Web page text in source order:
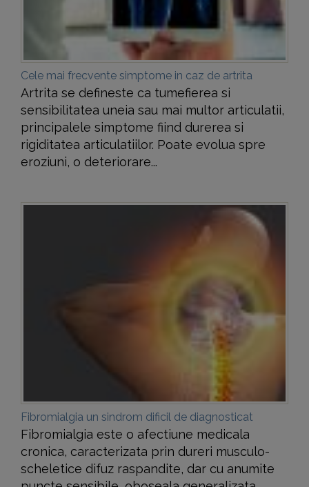
Cele mai frecvente simptome in caz de artrita
Artrita se defineste ca tumefierea si
sensibilitatea uneia sau mai multor articulatii,
principalele simptome fiind durerea si
rigiditatea articulatiilor. Poate evolua spre
eroziuni, o deteriorare...
Fibromialgia un sindrom dificil de diagnosticat
Fibromialgia este o afectiune medicala
cronica, caracterizata prin dureri musculo-
scheletice difuz raspandite, dar cu anumite